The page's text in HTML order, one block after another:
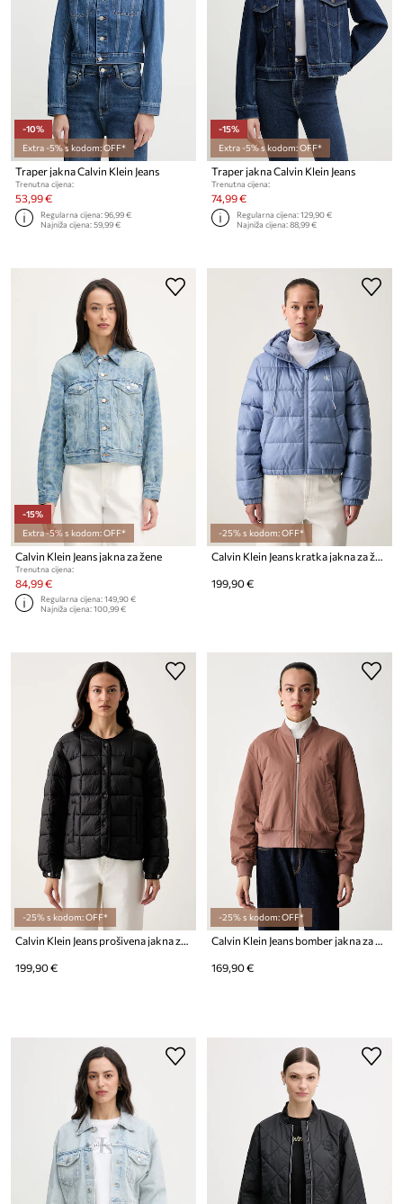
-10%
Extra -5% s kodom: OFF*
Traper jakna Calvin Klein Jeans
Trenutna cijena:
53,99 €
Regularna cijena:96,99 €
Najniža cijena:59,99 €
-15%
Extra -5% s kodom: OFF*
Traper jakna Calvin Klein Jeans
Trenutna cijena:
74,99 €
Regularna cijena:129,90 €
Najniža cijena:88,99 €
-15%
Extra -5% s kodom: OFF*
Calvin Klein Jeans jakna za žene
Trenutna cijena:
84,99 €
Regularna cijena:149,90 €
Najniža cijena:100,99 €
-25% s kodom: OFF*
199,90 €
-25% s kodom: OFF*
Calvin Klein Jeans prošivena jakna za žene
199,90 €
-25% s kodom: OFF*
Calvin Klein Jeans bomber jakna za žene
169,90 €